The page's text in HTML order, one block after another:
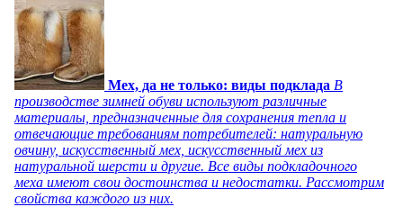
Мех, да не только: виды подклада В
производстве зимней обуви используют различные
материалы, предназначенные для сохранения тепла и
отвечающие требованиям потребителей: натуральную
овчину, искусственный мех, искусственный мех из
натуральной шерсти и другие. Все виды подкладочного
меха имеют свои достоинства и недостатки. Рассмотрим
свойства каждого из них.